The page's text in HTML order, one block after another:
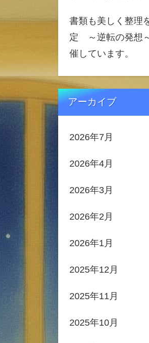
書類も美しく整理
定 ～逆転の発想
催しています。
アーカイブ
2026年7月
2026年4月
2026年3月
2026年2月
2026年1月
2025年12月
2025年11月
2025年10月